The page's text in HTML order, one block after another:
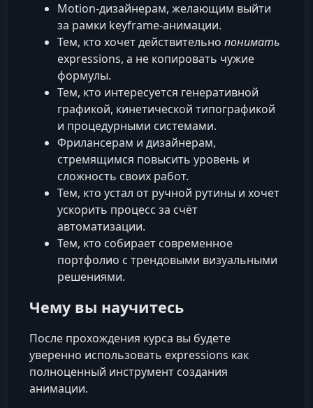
Motion‑дизайнерам, желающим выйти
за рамки keyframe-анимации.
Тем, кто хочет действительно понимать
expressions, а не копировать чужие
формулы.
Тем, кто интересуется генеративной
графикой, кинетической типографикой
и процедурными системами.
Фрилансерам и дизайнерам,
стремящимся повысить уровень и
сложность своих работ.
Тем, кто устал от ручной рутины и хочет
ускорить процесс за счёт
автоматизации.
Тем, кто собирает современное
портфолио с трендовыми визуальными
решениями.
Чему вы научитесь
После прохождения курса вы будете
уверенно использовать expressions как
полноценный инструмент создания
анимации.